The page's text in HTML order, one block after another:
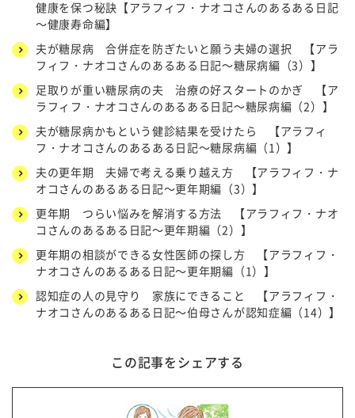
健康を保つ秘訣【アラフィフ・ナオコさんのあるある日記
～健康寿命編】
夫が糖尿病 合併症を防ぎたいと願う夫婦の選択 【アラ
フィフ・ナオコさんのあるある日記～糖尿病編（3）】
足取りが重い糖尿病の夫 治療の好スタートのかぎ 【ア
ラフィフ・ナオコさんのあるある日記～糖尿病編（2）】
夫が糖尿病かもという健診結果を受けたら 【アラフィ
フ・ナオコさんのあるある日記～糖尿病編（1）】
夫の更年期 夫婦で考える乗り越え方 【アラフィフ・ナ
オコさんのあるある日記～更年期編（3）】
更年期 つらい悩みを解消する方法 【アラフィフ・ナオ
コさんのあるある日記～更年期編（2）】
更年期の相談ができる女性医師の探し方 【アラフィフ・
ナオコさんのあるある日記～更年期編（1）】
認知症の人の見守り 家族にできること 【アラフィフ・
ナオコさんのあるある日記～伯母さんが認知症編（14）】
この記事をシェアする